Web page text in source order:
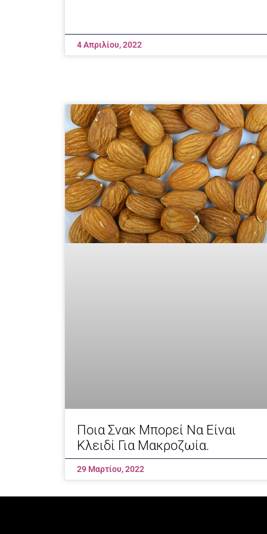
4 Απριλίου, 2022
Ποια Σνακ Μπορεί Να Είναι
Κλειδί Για Μακροζωία.
29 Μαρτίου, 2022